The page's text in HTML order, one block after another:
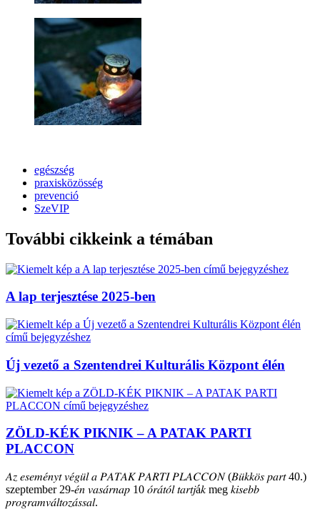
egészség
praxisközösség
prevenció
SzeVIP
További cikkeink a témában
A lap terjesztése 2025-ben
Új vezető a Szentendrei Kulturális Központ élén
ZÖLD-KÉK PIKNIK – A PATAK PARTI
PLACCON
𝐴𝑧 𝑒𝑠𝑒𝑚𝑒́𝑛𝑦𝑡 𝑣𝑒́𝑔𝑢̈𝑙 𝑎 𝑃𝐴𝑇𝐴𝐾 𝑃𝐴𝑅𝑇𝐼 𝑃𝐿𝐴𝐶𝐶𝑂𝑁 (𝐵𝑢̈𝑘𝑘𝑜̈𝑠 𝑝𝑎𝑟𝑡 40.)
szeptember 29-𝑒́𝑛 𝑣𝑎𝑠𝑎́𝑟𝑛𝑎𝑝 10 𝑜́𝑟𝑎́𝑡𝑜́𝑙 𝑡𝑎𝑟𝑡𝑗á𝑘 meg 𝑘𝑖𝑠𝑒𝑏𝑏
𝑝𝑟𝑜𝑔𝑟𝑎𝑚𝑣𝑎́𝑙𝑡𝑜𝑧𝑎́𝑠𝑠𝑎𝑙.